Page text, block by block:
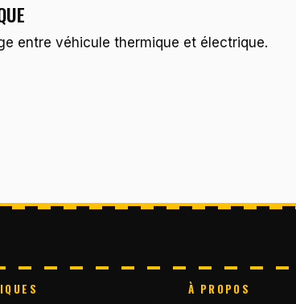
entre véhicule thermique et électrique.
À PROPOS